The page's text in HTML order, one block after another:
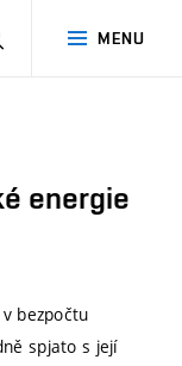
MENU
energie
bezpočtu
spjato s její